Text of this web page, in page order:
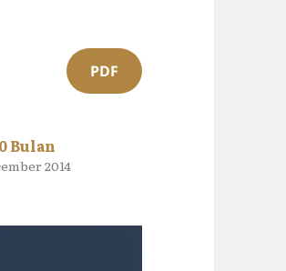
PDF
Bulan
2014